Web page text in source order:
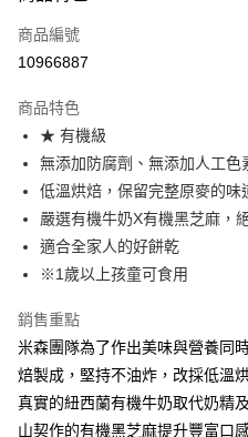
POYA支付
信用卡一次付款
LINE Pay
Apple Pay
街口支付
悠遊付
【關於「AFTEE先享後付」】
AFTEE先享後付是「在收到商品之
便利好安心！
即享券
商品編號
10966887
商品特色
★ 有機級
無添加防腐劑、無添加人工色
低溫烘焙，保留完整原麥的味
嚴選有機牛奶X有機黑芝麻，
適合全家人的好餅乾
※1歲以上孩童可食用
銷售重點
米森團隊為了作出美味與營養同
焙製成，堅持不油炸，改採低溫
真實的紐西蘭有機牛奶取代奶精
山契作的有機黑芝麻提升豐富口